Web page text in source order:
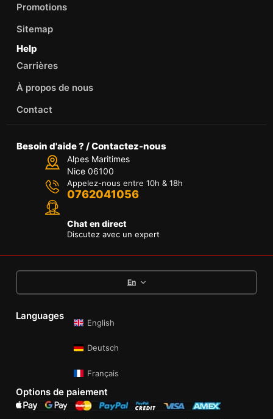
Promotions
Sitemap
Help
Carrières
À propos de nous
Contact
Besoin d'aide ? / Contactez-nous
Alpes Maritimes
Nice 06100
Appelez-nous entre 10h & 18h
0762041056
Chat en direct
Discutez avec un expert
En
Languages
English
Deutsch
Français
Options de paiement